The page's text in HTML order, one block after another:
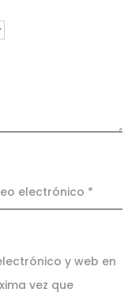
electrónico *
y web en
vez que